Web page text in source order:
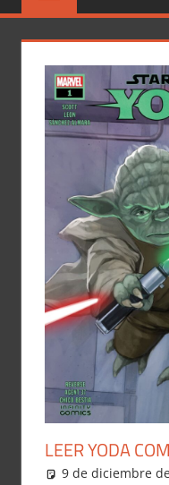
LEER YODA
9 de diciembre